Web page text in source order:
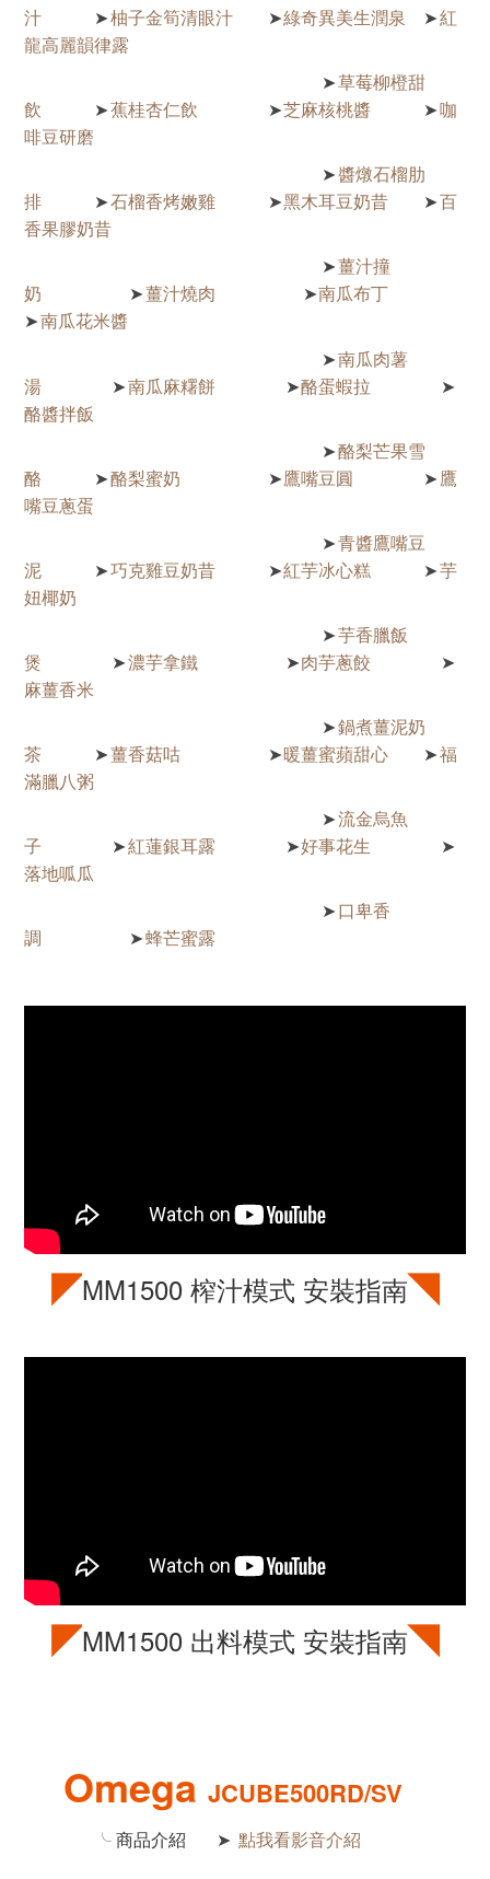
汁
➤柚子金筍清眼汁 ➤綠奇異美生潤泉 ➤紅
龍高麗韻律露
➤草莓柳橙甜
飲
➤蕉桂杏仁飲 ➤芝麻核桃醬 ➤咖
啡豆研磨
➤醬燉石榴肋
排
➤石榴香烤嫩雞 ➤黑木耳豆奶昔 ➤百
香果膠奶昔
➤薑汁撞
奶
➤薑汁燒肉 ➤南瓜布丁
➤南瓜花米醬
➤南瓜肉薯
湯
➤南瓜麻糬餅 ➤酪蛋蝦拉 ➤
酪醬拌飯
➤酪梨芒果雪
酪
➤酪梨蜜奶 ➤鷹嘴豆圓 ➤ 鷹
嘴豆蔥蛋
➤青醬鷹嘴豆
泥
➤巧克雞豆奶昔 ➤紅芋冰心糕 ➤芋
妞椰奶
➤芋香臘飯
煲
➤濃芋拿鐵 ➤肉芋蔥餃 ➤
麻薑香米
➤鍋煮薑泥奶
茶
➤薑香菇咕 ➤暖薑蜜蘋甜心 ➤福
滿臘八粥
➤流金烏魚
子
➤紅蓮銀耳露 ➤好事花生 ➤
落地呱瓜
➤ 口卑香
調
➤蜂芒蜜露
◤MM1500 榨汁模式 安裝指南◥
◤MM1500 出料模式 安裝指南◥
Omega JCUBE500RD/SV
╰商品介紹 ➤ 點我看影音介紹